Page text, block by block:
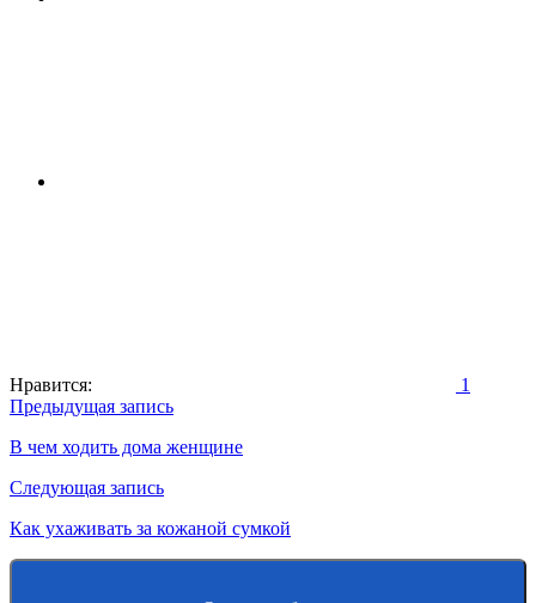
Нравится: 1
Навигация
по
записям
Предыдущая запись
В чем ходить дома женщине
Следующая запись
Как ухаживать за кожаной сумкой